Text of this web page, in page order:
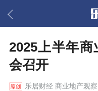
2025上半年
会召开
乐居财经商业地产观